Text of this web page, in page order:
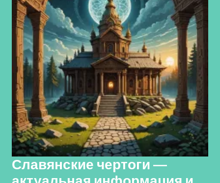
Славянские чертоги —